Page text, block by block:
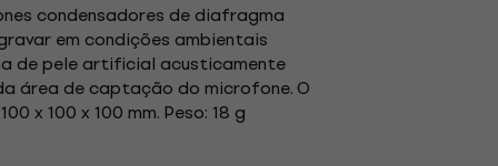
condensadores de diafragma
em condições ambientais
de pele artificial acusticamente
área de captação do microfone. O
x 100 x 100 mm. Peso: 18 g